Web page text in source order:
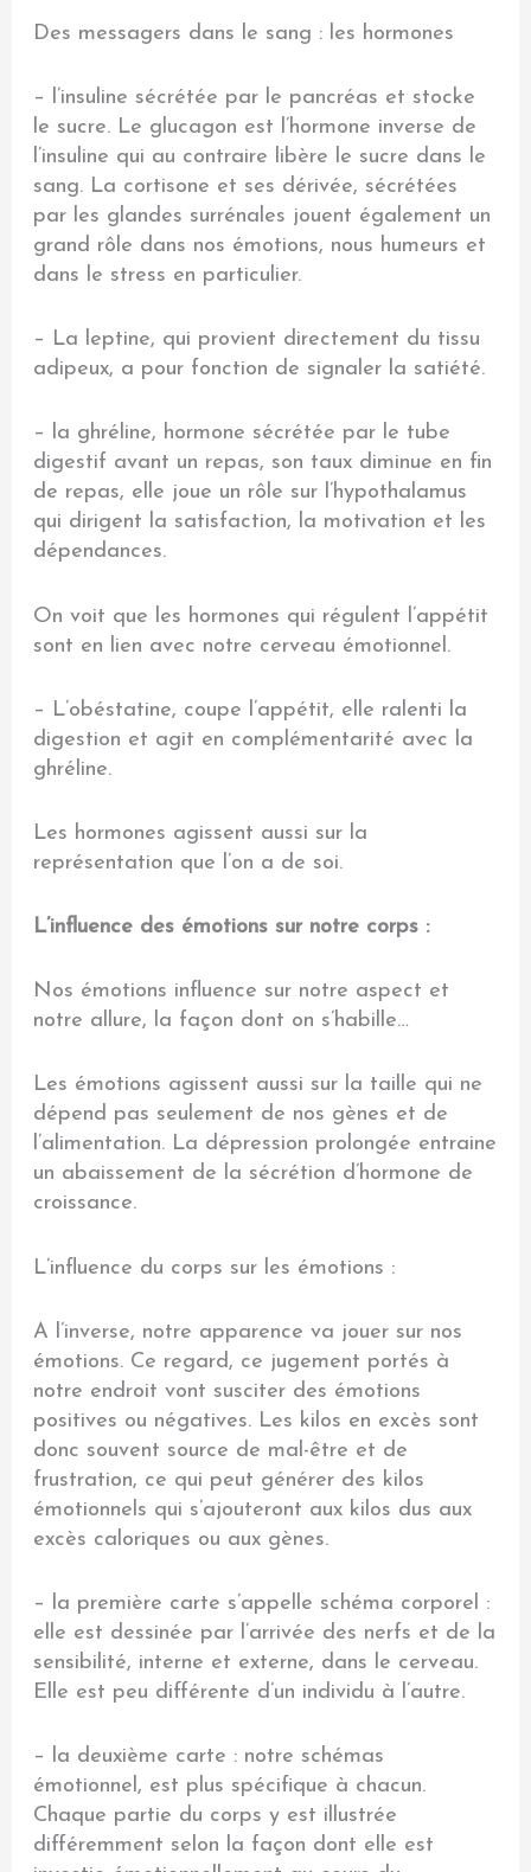
Des messagers dans le sang : les hormones
– l’insuline sécrétée par le pancréas et stocke
le sucre. Le glucagon est l’hormone inverse de
l’insuline qui au contraire libère le sucre dans le
sang. La cortisone et ses dérivée, sécrétées
par les glandes surrénales jouent également un
grand rôle dans nos émotions, nous humeurs et
dans le stress en particulier.
– La leptine, qui provient directement du tissu
adipeux, a pour fonction de signaler la satiété.
– la ghréline, hormone sécrétée par le tube
digestif avant un repas, son taux diminue en fin
de repas, elle joue un rôle sur l’hypothalamus
qui dirigent la satisfaction, la motivation et les
dépendances.
On voit que les hormones qui régulent l’appétit
sont en lien avec notre cerveau émotionnel.
– L’obéstatine, coupe l’appétit, elle ralenti la
digestion et agit en complémentarité avec la
ghréline.
Les hormones agissent aussi sur la
représentation que l’on a de soi.
L’influence des émotions sur notre corps :
Nos émotions influence sur notre aspect et
notre allure, la façon dont on s’habille…
Les émotions agissent aussi sur la taille qui ne
dépend pas seulement de nos gènes et de
l’alimentation. La dépression prolongée entraine
un abaissement de la sécrétion d’hormone de
croissance.
L’influence du corps sur les émotions :
A l’inverse, notre apparence va jouer sur nos
émotions. Ce regard, ce jugement portés à
notre endroit vont susciter des émotions
positives ou négatives. Les kilos en excès sont
donc souvent source de mal-être et de
frustration, ce qui peut générer des kilos
émotionnels qui s’ajouteront aux kilos dus aux
excès caloriques ou aux gènes.
– la première carte s’appelle schéma corporel :
elle est dessinée par l’arrivée des nerfs et de la
sensibilité, interne et externe, dans le cerveau.
Elle est peu différente d’un individu à l’autre.
– la deuxième carte : notre schémas
émotionnel, est plus spécifique à chacun.
Chaque partie du corps y est illustrée
différemment selon la façon dont elle est